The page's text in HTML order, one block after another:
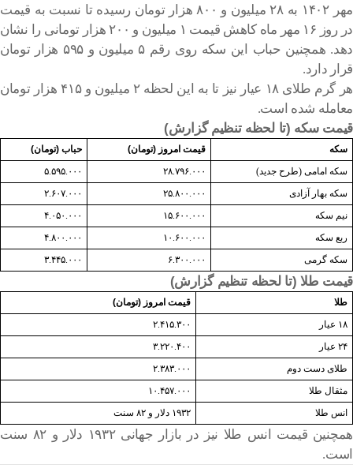
مهر ۱۴۰۲ به ۲۸ میلیون و ۸۰۰ هزار تومان رسیده تا نسبت به قیمت
در روز ۱۶ مهر ماه کاهش قیمت ۱ میلیون و ۲۰۰ هزار تومانی را نشان
دهد. همچنین حباب این سکه روی رقم ۵ میلیون و ۵۹۵ هزار تومان
قرار دارد.
هر گرم طلای ۱۸ عیار نیز تا به این لحظه ۲ میلیون و ۴۱۵ هزار تومان
معامله شده است.
قیمت سکه (تا لحظه تنظیم گزارش)
سکه قیمت امروز (تومان)
حباب (تومان)
سکه امامی (طرح جدید)
۲۸.۷۹۶.۰۰۰
۵.۵۹۵.۰۰۰
سکه بهار آزادی
۲۵.۸۰۰.۰۰۰
۲.۶۰۷.۰۰۰
نیم سکه
۱۵.۶۰۰.۰۰۰
۴.۰۵۰.۰۰۰
ربع سکه
۱۰.۶۰۰.۰۰۰
۴.۸۰۰.۰۰۰
سکه گرمی
۶.۳۰۰.۰۰۰ ۳.۴۴۵.۰۰۰
قیمت طلا (تا لحظه تنظیم گزارش)
طلا
قیمت امروز (تومان)
۱۸ عیار
۲.۴۱۵.۳۰۰
۲۴ عیار
۳.۲۲۰.۴۰۰
طلای دست دوم
۲.۳۸۳.۰۰۰
مثقال طلا
۱۰.۴۵۷.۰۰۰
انس طلا
۱۹۳۲ دلار و ۸۲ سنت
همچنین قیمت انس طلا نیز در بازار جهانی ۱۹۳۲ دلار و ۸۲ سنت
است.